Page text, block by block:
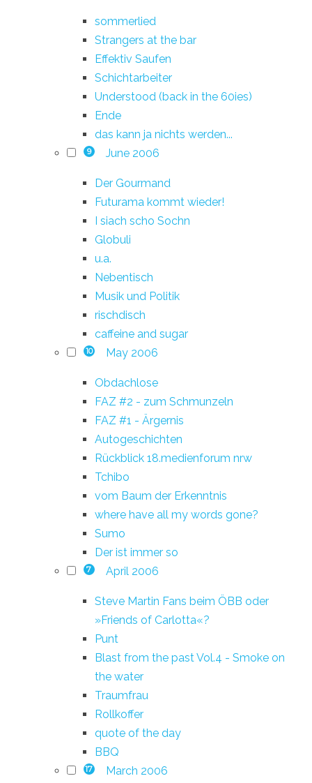
sommerlied
Strangers at the bar
Effektiv Saufen
Schichtarbeiter
Understood (back in the 60ies)
Ende
das kann ja nichts werden...
9 June 2006
Der Gourmand
Futurama kommt wieder!
I siach scho Sochn
Globuli
u.a.
Nebentisch
Musik und Politik
rischdisch
caffeine and sugar
10 May 2006
Obdachlose
FAZ #2 - zum Schmunzeln
FAZ #1 - Ärgernis
Autogeschichten
Rückblick 18.medienforum nrw
Tchibo
vom Baum der Erkenntnis
where have all my words gone?
Sumo
Der ist immer so
7 April 2006
Steve Martin Fans beim ÖBB oder
»Friends of Carlotta«?
Punt
Blast from the past Vol.4 - Smoke on
the water
Traumfrau
Rollkoffer
quote of the day
BBQ
17 March 2006